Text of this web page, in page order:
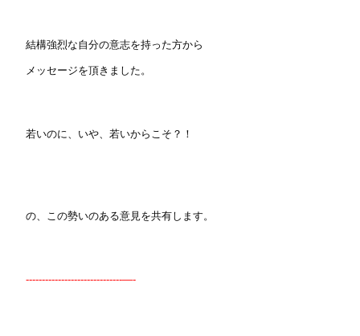
結構強烈な自分の意志を持った方から
メッセージを頂きました。
若いのに、いや、若いからこそ？！
の、この勢いのある意見を共有します。
------------------------------—-